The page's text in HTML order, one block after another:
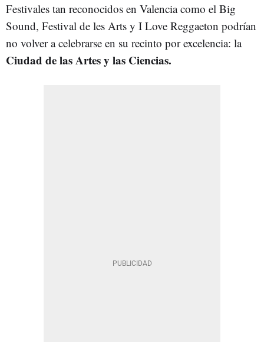
Festivales tan reconocidos en Valencia como el Big
Sound, Festival de les Arts y I Love Reggaeton podrían
no volver a celebrarse en su recinto por excelencia: la
Ciudad de las Artes y las Ciencias.